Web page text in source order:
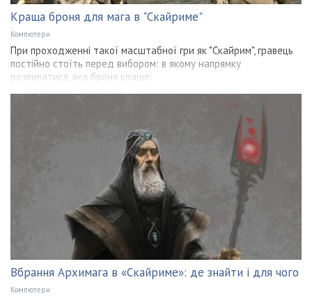
Краща броня для мага в "Скайриме"
Компютери
При проходженні такої масштабної гри як "Скайрим", гравець
постійно стоїть перед вибором: в якому напрямку
розвиватися, яка броня краще:
Вбрання Архимага в «Скайриме»: де знайти і для чого
Компютери